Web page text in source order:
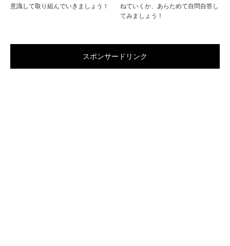
意識して取り組んでいきましょう！
ねていくか、あらためて自問自答し
てみましょう！
スポンサードリンク